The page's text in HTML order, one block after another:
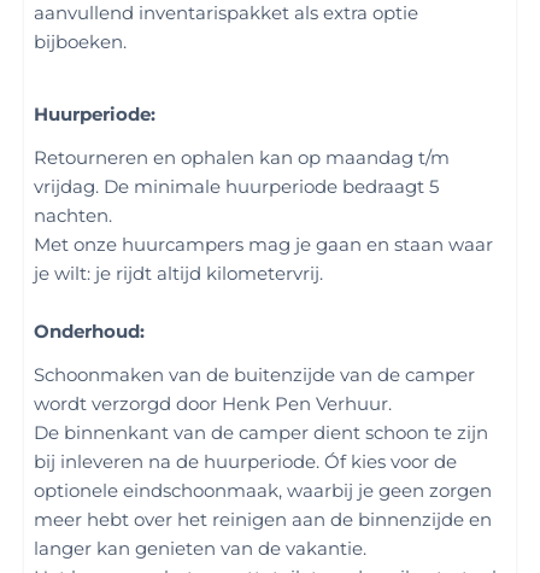
aanvullend inventarispakket als extra optie
bijboeken.
Huurperiode:
Retourneren en ophalen kan op maandag t/m
vrijdag. De minimale huurperiode bedraagt 5
nachten.
Met onze huurcampers mag je gaan en staan waar
je wilt: je rijdt altijd kilometervrij.
Onderhoud:
Schoonmaken van de buitenzijde van de camper
wordt verzorgd door Henk Pen Verhuur.
De binnenkant van de camper dient schoon te zijn
bij inleveren na de huurperiode. Óf kies voor de
optionele eindschoonmaak, waarbij je geen zorgen
meer hebt over het reinigen aan de binnenzijde en
langer kan genieten van de vakantie.